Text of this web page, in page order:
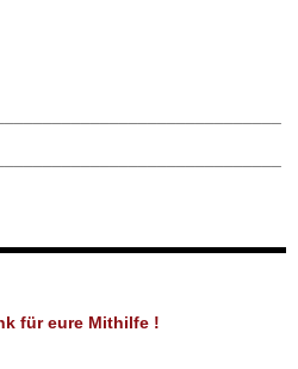
für eure Mithilfe !